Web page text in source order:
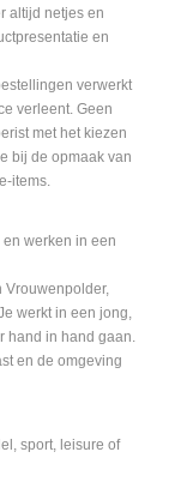
altijd netjes en
en
verwerkt
verleent. Geen
met het kiezen
bij de opmaak van
items.
werken in een
Vrouwenpolder,
werkt in een jong,
hand in hand gaan.
en de omgeving
sport, leisure of